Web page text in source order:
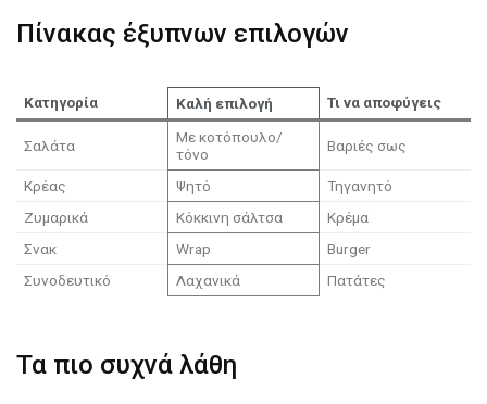
Πίνακας έξυπνων επιλογών
Κατηγορία Καλή επιλογή Τι να αποφύγεις
Σαλάτα
Με κοτόπουλο/
τόνο
Βαριές σως
Κρέας Ψητό
Τηγανητό
Ζυμαρικά
Κόκκινη σάλτσα
Κρέμα
Σνακ
Wrap
Burger
Συνοδευτικό
Λαχανικά Πατάτες
Τα πιο συχνά λάθη